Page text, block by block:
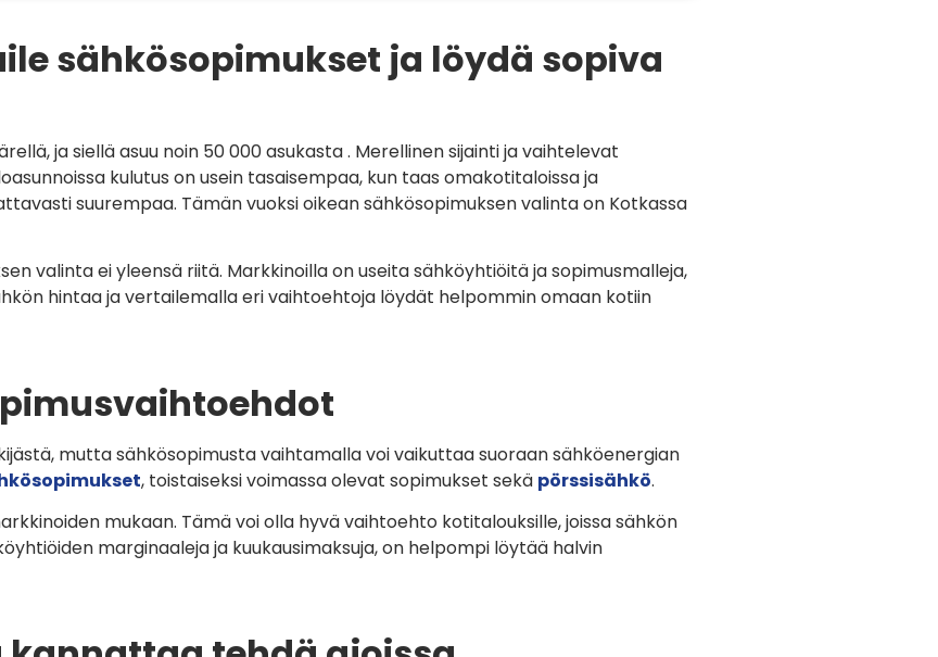
sähkösopimukset ja löydä sopiva
ja siellä asuu noin 50 000 asukasta . Merellinen sijainti ja vaihtelevat
kulutus on usein tasaisempaa, kun taas omakotitaloissa ja
suurempaa. Tämän vuoksi oikean sähkösopimuksen valinta on Kotkassa
valinta ei yleensä riitä. Markkinoilla on useita sähköyhtiöitä ja sopimusmalleja,
hintaa ja vertailemalla eri vaihtoehtoja löydät helpommin omaan kotiin
mutta sähkösopimusta vaihtamalla voi vaikuttaa suoraan sähköenergian
, toistaiseksi voimassa olevat sopimukset sekä pörssisähkö.
mukaan. Tämä voi olla hyvä vaihtoehto kotitalouksille, joissa sähkön
marginaaleja ja kuukausimaksuja, on helpompi löytää halvin